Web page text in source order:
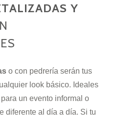
Y
o con pedrería serán tus
look básico. Ideales
un evento informal o
diferente al día a día. Si tu